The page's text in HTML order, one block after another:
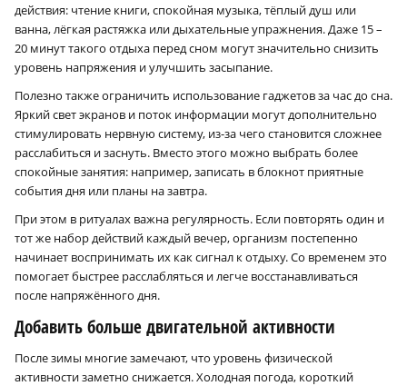
действия: чтение книги, спокойная музыка, тёплый душ или
ванна, лёгкая растяжка или дыхательные упражнения. Даже 15 –
20 минут такого отдыха перед сном могут значительно снизить
уровень напряжения и улучшить засыпание.
Полезно также ограничить использование гаджетов за час до сна.
Яркий свет экранов и поток информации могут дополнительно
стимулировать нервную систему, из-за чего становится сложнее
расслабиться и заснуть. Вместо этого можно выбрать более
спокойные занятия: например, записать в блокнот приятные
события дня или планы на завтра.
При этом в ритуалах важна регулярность. Если повторять один и
тот же набор действий каждый вечер, организм постепенно
начинает воспринимать их как сигнал к отдыху. Со временем это
помогает быстрее расслабляться и легче восстанавливаться
после напряжённого дня.
Добавить больше двигательной активности
После зимы многие замечают, что уровень физической
активности заметно снижается. Холодная погода, короткий